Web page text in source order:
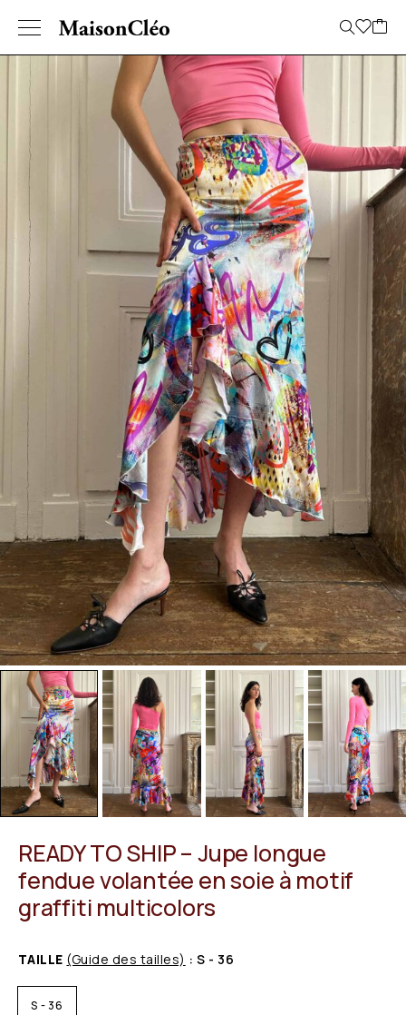
READY TO SHIP – Jupe longue
fendue volantée en soie à motif
graffiti multicolors
TAILLE (Guide des tailles) : S - 36
S - 36